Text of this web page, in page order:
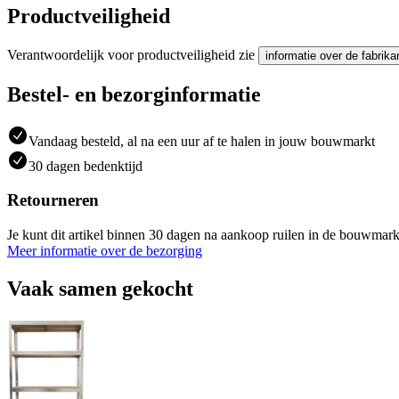
Productveiligheid
Verantwoordelijk voor productveiligheid zie informatie over de
Bestel- en bezorginformatie
Vandaag besteld, al na een uur af te halen in jouw bouwmarkt
30 dagen bedenktijd
Retourneren
Je kunt dit artikel binnen 30 dagen na aankoop ruilen in de
Meer informatie over de bezorging
Vaak samen gekocht